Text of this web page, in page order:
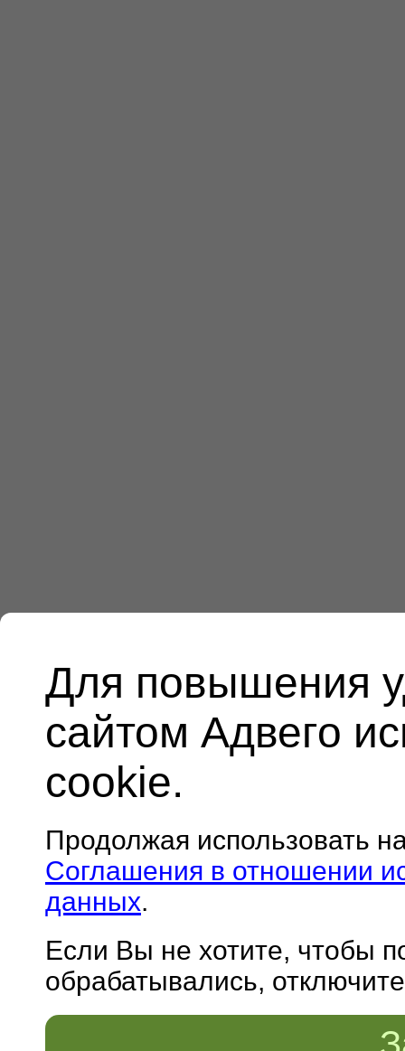
Для повышения
сайтом Адвего
cookie.
Продолжая использовать
Соглашения в отношении
данных.
Если Вы не хотите, чтобы
обрабатывались,